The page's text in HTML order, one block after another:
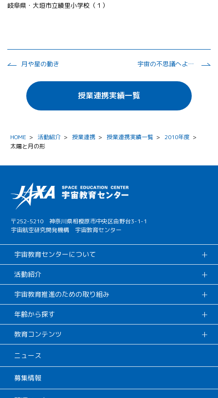
岐阜県・大垣市立綾里小学校（１）
月や星の動き 宇宙の不思議へようこそ！ 飛ぶ科学
授業連携実績一覧
HOME > 活動紹介 > 授業連携 > 授業連携実績一覧 > 2010年度 >
太陽と月の形
〒252-5210 神奈川県相模原市中央区由野台3-1-1
宇宙航空研究開発機構 宇宙教育センター
宇宙教育センターについて
活動紹介
宇宙教育推進のための取り組み
年齢から探す
教育コンテンツ
ニュース
募集情報